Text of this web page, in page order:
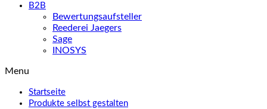
B2B
Bewertungsaufsteller
Reederei Jaegers
Sage
INOSYS
Menu
Startseite
Produkte selbst gestalten